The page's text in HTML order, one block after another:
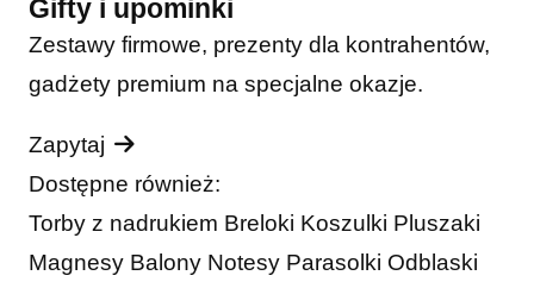
Gifty i upominki
Zestawy firmowe, prezenty dla kontrahentów,
gadżety premium na specjalne okazje.
Zapytaj
Dostępne również:
Torby z nadrukiem Breloki Koszulki Pluszaki
Magnesy Balony Notesy Parasolki Odblaski